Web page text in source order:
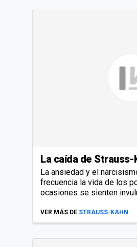
La caída de Strauss-
La ansiedad y el
frecuencia la vida de los
ocasiones se sienten
VER MÁS DE STRAUSS-KAHN